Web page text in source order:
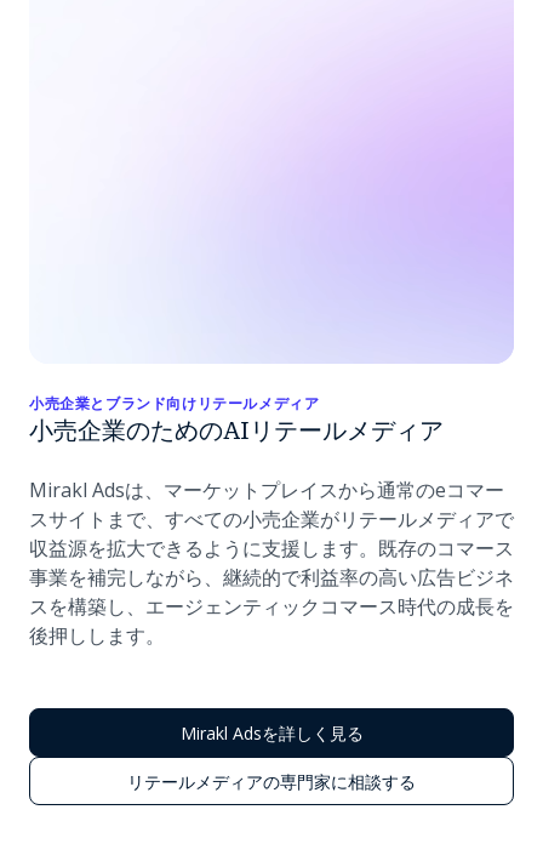
小売企業とブランド向けリテールメディア
小売企業のためのAIリテールメディア
Mirakl Adsは、マーケットプレイスから通常のeコマー
スサイトまで、すべての小売企業がリテールメディアで
収益源を拡大できるように支援します。既存のコマース
事業を補完しながら、継続的で利益率の高い広告ビジネ
スを構築し、エージェンティックコマース時代の成長を
後押しします。
Mirakl Adsを詳しく見る
リテールメディアの専門家に相談する